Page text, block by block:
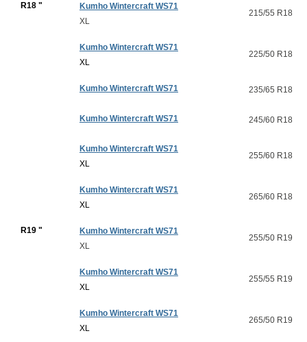
R18 "
Kumho Wintercraft WS71
XL
215/55 R18
Kumho Wintercraft WS71
XL
225/50 R18
Kumho Wintercraft WS71 235/65 R18
Kumho Wintercraft WS71 245/60 R18
Kumho Wintercraft WS71
XL
255/60 R18
Kumho Wintercraft WS71
XL
265/60 R18
R19 "
Kumho Wintercraft WS71
XL
255/50 R19
Kumho Wintercraft WS71
XL
255/55 R19
Kumho Wintercraft WS71
XL
265/50 R19